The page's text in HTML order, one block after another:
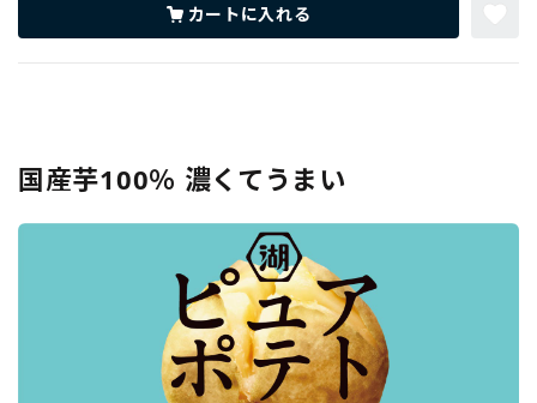
カートに入れる
国産芋100％ 濃くてうまい